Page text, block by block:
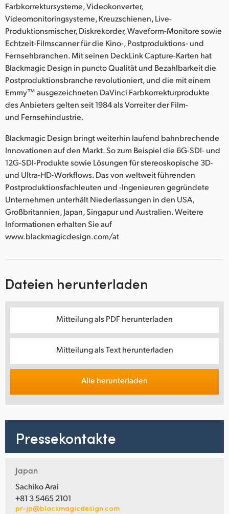
Farbkorrektursysteme, Videokonverter,
Videomonitoringsysteme, Kreuzschienen, Live-
Produktionsmischer, Diskrekorder, Waveform-Monitore sowie
Echtzeit-Filmscanner für die Kino-, Postproduktions- und
Fernsehbranchen. Mit seinen DeckLink Capture-Karten hat
Blackmagic Design in puncto Qualität und Bezahlbarkeit die
Postproduktionsbranche revolutioniert, und die mit einem
Emmy™ ausgezeichneten DaVinci Farbkorrekturprodukte
des Anbieters gelten seit 1984 als Vorreiter der Film-
und Fernsehindustrie.
Blackmagic Design bringt weiterhin laufend bahnbrechende
Innovationen auf den Markt. So zum Beispiel die 6G-SDI- und
12G-SDI-Produkte sowie Lösungen für stereoskopische 3D-
und Ultra-HD-Workflows. Das von weltweit führenden
Postproduktionsfachleuten und -Ingenieuren gegründete
Unternehmen unterhält Niederlassungen in den USA,
Großbritannien, Japan, Singapur und Australien. Weitere
Informationen erhalten Sie auf
www.blackmagicdesign.com/at
Dateien herunterladen
Mitteilung als PDF herunterladen
Mitteilung als Text herunterladen
Alle herunterladen
Pressekontakte
Japan
Sachiko Arai
+81 3 5465 2101
pr-jp@blackmagicdesign.com